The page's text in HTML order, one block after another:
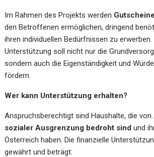
Im Rahmen des Projekts werden Gutscheine
den Betroffenen ermöglichen, dringend
ihren individuellen Bedürfnissen zu
Unterstützung soll nicht nur die
sondern auch die Eigenständigkeit und
fördern.
Wer kann Unterstützung erhalten?
Anspruchsberechtigt sind Haushalte, die von
sozialer Ausgrenzung bedroht sind und
Österreich haben. Die finanzielle
gewährt und beträgt: